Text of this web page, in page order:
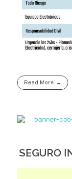
Read More
SEGURO